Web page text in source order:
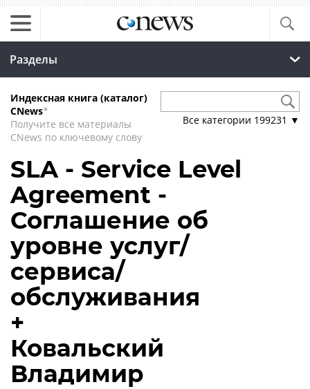
Разделы
Индексная книга (каталог)
CNews*
Получите все материалы
CNews по ключевому слову
Все категории 199231 ▼
SLA - Service Level
Agreement -
Соглашение об
уровне услуг/
сервиса/
обслуживания
+
Ковальский
Владимир